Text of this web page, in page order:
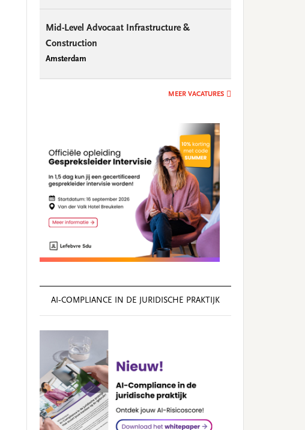
Mid-Level Advocaat Infrastructure &
Construction
Amsterdam
MEER VACATURES
AI‑COMPLIANCE IN DE JURIDISCHE PRAKTIJK